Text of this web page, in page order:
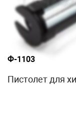
Ф-1103
Пистолет для